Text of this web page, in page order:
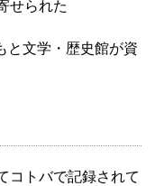
せられた
と文学・歴史館が資
コトバで記録されて